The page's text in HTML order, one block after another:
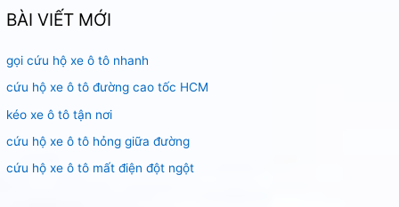
k
ế
m
:
BÀI VIẾT MỚI
gọi cứu hộ xe ô tô nhanh
cứu hộ xe ô tô đường cao tốc HCM
kéo xe ô tô tận nơi
cứu hộ xe ô tô hỏng giữa đường
cứu hộ xe ô tô mất điện đột ngột